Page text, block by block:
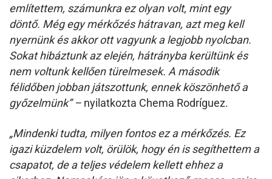
említettem, számunkra ez olyan volt, mint egy
döntő. Még egy mérkőzés hátravan, azt meg kell
nyernünk és akkor ott vagyunk a legjobb nyolcban.
Sokat hibáztunk az elején, hátrányba kerültünk és
nem voltunk kellően türelmesek. A második
félidőben jobban játszottunk, ennek köszönhető a
győzelmünk” – nyilatkozta Chema Rodríguez.
„Mindenki tudta, milyen fontos ez a mérkőzés. Ez
igazi küzdelem volt, örülök, hogy én is segíthettem a
csapatot, de a teljes védelem kellett ehhez a